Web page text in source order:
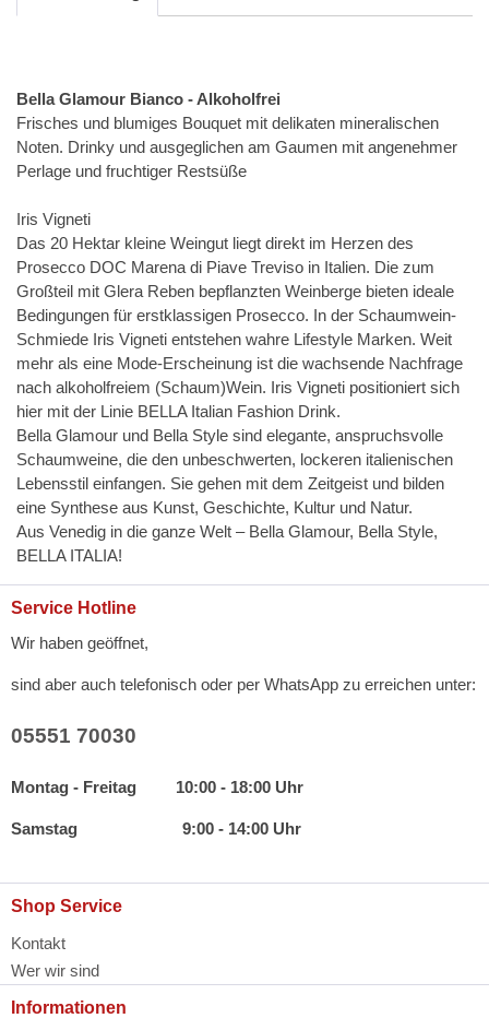
Bella Glamour Bianco - Alkoholfrei
Frisches und blumiges Bouquet mit delikaten mineralischen
Noten. Drinky und ausgeglichen am Gaumen mit angenehmer
Perlage und fruchtiger Restsüße
Iris Vigneti
Das 20 Hektar kleine Weingut liegt direkt im Herzen des
Prosecco DOC Marena di Piave Treviso in Italien. Die zum
Großteil mit Glera Reben bepflanzten Weinberge bieten ideale
Bedingungen für erstklassigen Prosecco. In der Schaumwein-
Schmiede Iris Vigneti entstehen wahre Lifestyle Marken. Weit
mehr als eine Mode-Erscheinung ist die wachsende Nachfrage
nach alkoholfreiem (Schaum)Wein. Iris Vigneti positioniert sich
hier mit der Linie BELLA Italian Fashion Drink.
Bella Glamour und Bella Style sind elegante, anspruchsvolle
Schaumweine, die den unbeschwerten, lockeren italienischen
Lebensstil einfangen. Sie gehen mit dem Zeitgeist und bilden
eine Synthese aus Kunst, Geschichte, Kultur und Natur.
Aus Venedig in die ganze Welt – Bella Glamour, Bella Style,
BELLA ITALIA!
Service Hotline
Wir haben geöffnet,
sind aber auch telefonisch oder per WhatsApp zu erreichen unter:
05551 70030
Montag - Freitag 10:00 - 18:00 Uhr
Samstag 9:00 - 14:00 Uhr
Shop Service
Kontakt
Wer wir sind
Informationen